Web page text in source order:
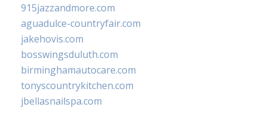
915jazzandmore.com
aguadulce-countryfair.com
jakehovis.com
bosswingsduluth.com
birminghamautocare.com
tonyscountrykitchen.com
jbellasnailspa.com